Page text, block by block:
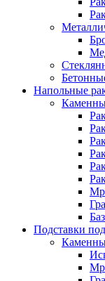
Напольные
Подставки